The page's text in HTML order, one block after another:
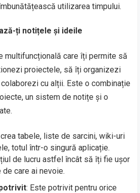
utilizarea timpului.
ți notițele și ideile
multifuncțională care îți permite să
proiectele, să îți organizezi
cu alții. Este o combinație
un sistem de notițe și o
tabele, liste de sarcini, wiki-uri
totul într-o singură aplicație.
de lucru astfel încât să îți fie ușor
care ai nevoie.
: Este potrivit pentru orice